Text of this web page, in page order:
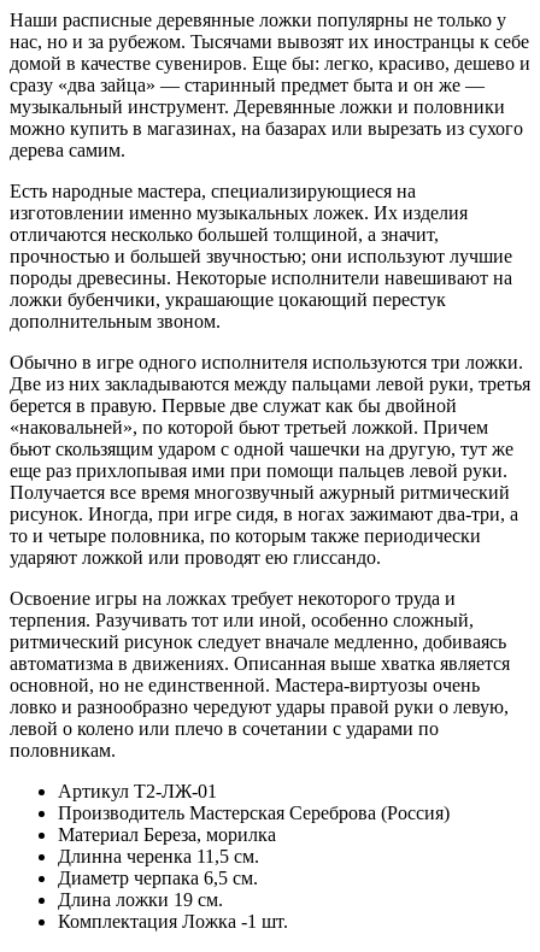
Наши расписные деревянные ложки популярны не только у
нас, но и за рубежом. Тысячами вывозят их иностранцы к себе
домой в качестве сувениров. Еще бы: легко, красиво, дешево и
сразу «два зайца» — старинный предмет быта и он же —
музыкальный инструмент. Деревянные ложки и половники
можно купить в магазинах, на базарах или вырезать из сухого
дерева самим.
Есть народные мастера, специализирующиеся на
изготовлении именно музыкальных ложек. Их изделия
отличаются несколько большей толщиной, а значит,
прочностью и большей звучностью; они используют лучшие
породы древесины. Некоторые исполнители навешивают на
ложки бубенчики, украшающие цокающий перестук
дополнительным звоном.
Обычно в игре одного исполнителя используются три ложки.
Две из них закладываются между пальцами левой руки, третья
берется в правую. Первые две служат как бы двойной
«наковальней», по которой бьют третьей ложкой. Причем
бьют скользящим ударом с одной чашечки на другую, тут же
еще раз прихлопывая ими при помощи пальцев левой руки.
Получается все время многозвучный ажурный ритмический
рисунок. Иногда, при игре сидя, в ногах зажимают два-три, а
то и четыре половника, по которым также периодически
ударяют ложкой или проводят ею глиссандо.
Освоение игры на ложках требует некоторого труда и
терпения. Разучивать тот или иной, особенно сложный,
ритмический рисунок следует вначале медленно, добиваясь
автоматизма в движениях. Описанная выше хватка является
основной, но не единственной. Мастера-виртуозы очень
ловко и разнообразно чередуют удары правой руки о левую,
левой о колено или плечо в сочетании с ударами по
половникам.
Артикул Т2-ЛЖ-01
Производитель Мастерская Сереброва (Россия)
Материал Береза, морилка
Длинна черенка 11,5 см.
Диаметр черпака 6,5 см.
Длина ложки 19 см.
Комплектация Ложка -1 шт.